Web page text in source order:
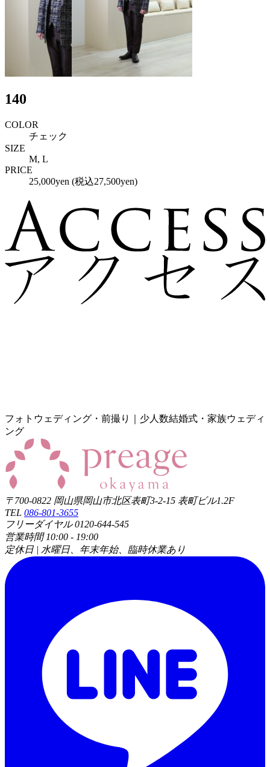
140
COLOR
チェック
SIZE
M, L
PRICE
25,000yen (税込27,500yen)
フォトウェディング・前撮り｜少人数結婚式・家族ウェディ
ング
〒700-0822 岡山県岡山市北区表町3-2-15 表町ビル1.2F
TEL 086-801-3655
フリーダイヤル 0120-644-545
営業時間 10:00 - 19:00
定休日 | 水曜日、年末年始、臨時休業あり